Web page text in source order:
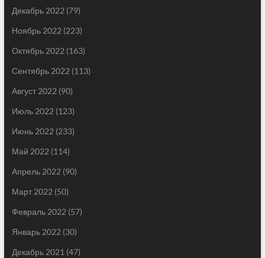
Декабрь 2022 (79)
Ноябрь 2022 (223)
Октябрь 2022 (163)
Сентябрь 2022 (113)
Август 2022 (90)
Июль 2022 (123)
Июнь 2022 (233)
Май 2022 (114)
Апрель 2022 (90)
Март 2022 (50)
Февраль 2022 (57)
Январь 2022 (30)
Декабрь 2021 (47)